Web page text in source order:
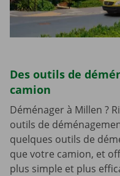
Des outils de
camion
Déménager à Millen ?
outils de
quelques outils de
que votre camion, et
plus simple et plus